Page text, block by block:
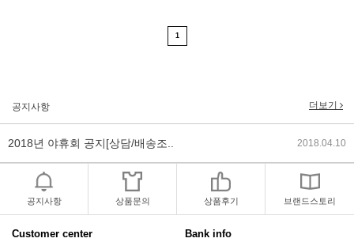
1
공지사항 더보기
2018년 야휴회 공지[상담/배송조.. 2018.04.10
2018년 모바일샵 리뉴얼 업데이.. 2018.04.10
2017년 미즌하임 리뉴얼
공지사항 상품문의 상품후기 브랜드스토리
Customer center
Bank info